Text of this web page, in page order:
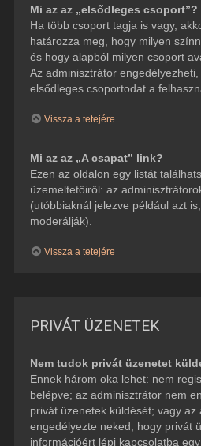
Mi az az „elsődleges csoport”?
Ha több csoport tagja is vagy,
határozza meg, hogy milyen
és hogy alapból milyen csoport
Az adminisztrátor
elsődleges csoportodat a
Vissza a tetejére
Mi az az „A csapat” link?
Ezen az oldalon egy listát
üzemeltetőiről: az
(utóbbiaknál jelezve például azt
moderálják).
Vissza a tetejére
PRIVÁT ÜZENETEK
Nem tudok privát üzenetet
Ennek három oka lehet: nem
belépve; az adminisztrátor nem
privát üzenetek küldését; vagy az
engedélyezte neked, hogy privát
információért lépj kapcsolatba